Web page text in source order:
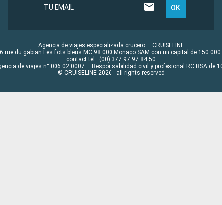
TU EMAIL OK
Agencia de viajes especializada crucero – CRUISELINE
rue du gabian Les flots bleus MC 98 000 Monaco SAM con un capital de 150 000
contact tel : (00) 377 97 97 84 50
de viajes n° 006 02 0007 – Responsabilidad civil y profesional RC RSA de
© CRUISELINE 2026 - all rights reserved